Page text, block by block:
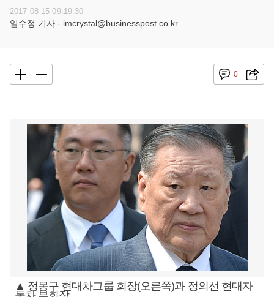
2017-08-15 09:19:30
임수정 기자 - imcrystal@businesspost.co.kr
0
▲ 정몽구 현대차그룹 회장(오른쪽)과 정의선 현대자